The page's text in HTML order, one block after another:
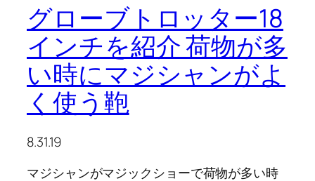
グローブトロッター18
インチを紹介 荷物が多
い時にマジシャンがよ
く使う鞄
8.31.19
マジシャンがマジックショーで荷物が多い時